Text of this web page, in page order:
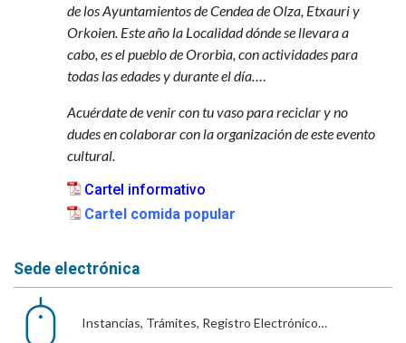
de los Ayuntamientos de Cendea de Olza, Etxauri y
Orkoien. Este año la Localidad dónde se llevara a
cabo, es el pueblo de Ororbia, con actividades para
todas las edades y durante el día….
Acuérdate de venir con tu vaso para reciclar y no
dudes en colaborar con la organización de este evento
cultural.
Cartel informativo
Cartel comida popular
Sede electrónica
Instancias, Trámites, Registro Electrónico…